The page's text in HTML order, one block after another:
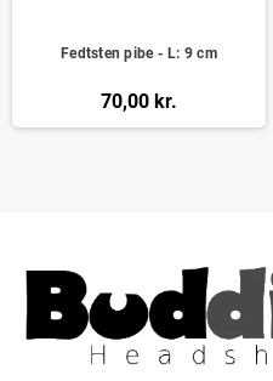
Fedtsten pibe - L: 9 cm
70,00 kr.